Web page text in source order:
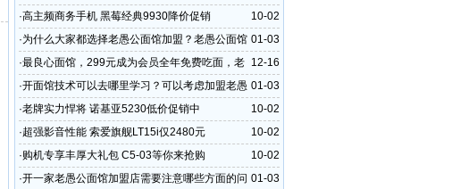
10-02
·高主频商务手机 黑莓经典9930降价促销
01-03
·为什么大家都选择老愚公面馆加盟？老愚公面馆
的核心是什么
12-16
·最良心面馆，299元成为会员全年免费吃面，老
愚公面馆好吃不贵
01-03
·开面馆技术可以去哪里学习？可以考虑加盟老愚
公面馆
10-02
·老牌实力悍将 诺基亚5230低价促销中
10-02
·超强影音性能 索爱旗舰LT15i仅2480元
10-02
·购机专享丰厚大礼包 C5-03等你来抢购
01-03
·开一家老愚公面馆加盟店需要注意哪些方面的问